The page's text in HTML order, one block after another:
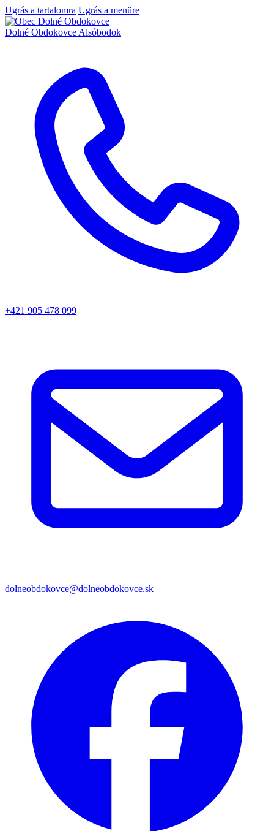
Ugrás a tartalomra Ugrás a menüre
Dolné Obdokovce Alsóbodok
+421 905 478 099
dolneobdokovce@dolneobdokovce.sk